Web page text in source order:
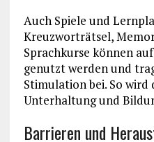
Auch Spiele und
Kreuzworträtsel,
Sprachkurse können
genutzt werden und
Stimulation bei. So wird
Unterhaltung und
Barrieren und